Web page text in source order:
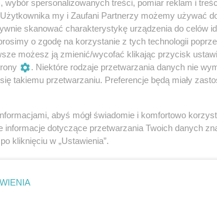
OBWIESZCZENIE
Aktualności art. sponsorowany
wybór spersonalizowanych treści, pomiar reklam i
my i Zaufani Partnerzy możemy używać
skanować charakterystykę urządzenia do celów
o zgodę na korzystanie z tych technologii
możesz ją zmienić/wycofać klikając przycisk
. Niektóre rodzaje przetwarzania danych nie
takiemu przetwarzaniu. Preferencje będą miały
abyś mógł świadomie i komfortowo
informacje dotyczące przetwarzania Twoich danych
kliknięciu w „Ustawienia”.